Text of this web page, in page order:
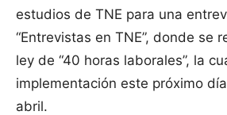
estudios de TNE para una
“Entrevistas en TNE”, donde se
ley de “40 horas laborales”, la
implementación este próximo
abril.